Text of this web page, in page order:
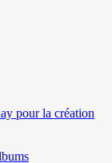
pour la création